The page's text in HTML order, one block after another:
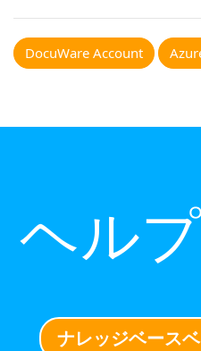
DocuWare Account
ヘル
ナレッジベース